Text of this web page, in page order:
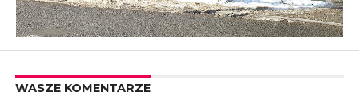
WASZE KOMENTARZE